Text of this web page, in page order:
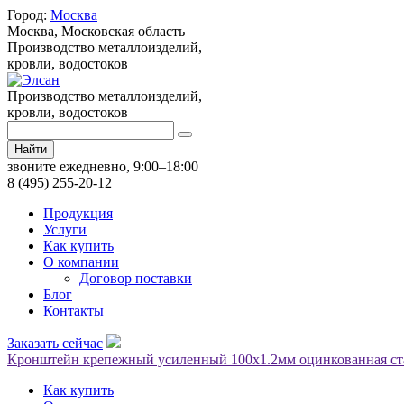
Город: Москва
Москва, Московская область
Производство металлоизделий,
кровли, водостоков
Производство металлоизделий,
кровли, водостоков
Найти
звоните ежедневно, 9:00–18:00
8 (495) 255-20-12
Продукция
Услуги
Как купить
О компании
Договор поставки
Блог
Контакты
Заказать сейчас
Кронштейн крепежный усиленный 100х1.2мм оцинкованная
Как купить